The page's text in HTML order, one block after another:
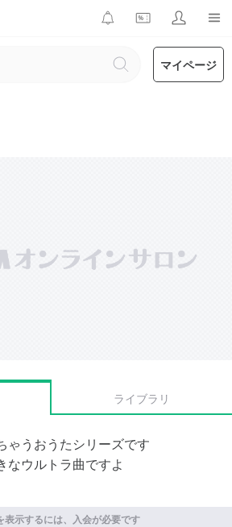
マイページ
ライブラリ
ゃうおうたシリーズです
なウルトラ曲ですよ
表示するには、入会が必要です